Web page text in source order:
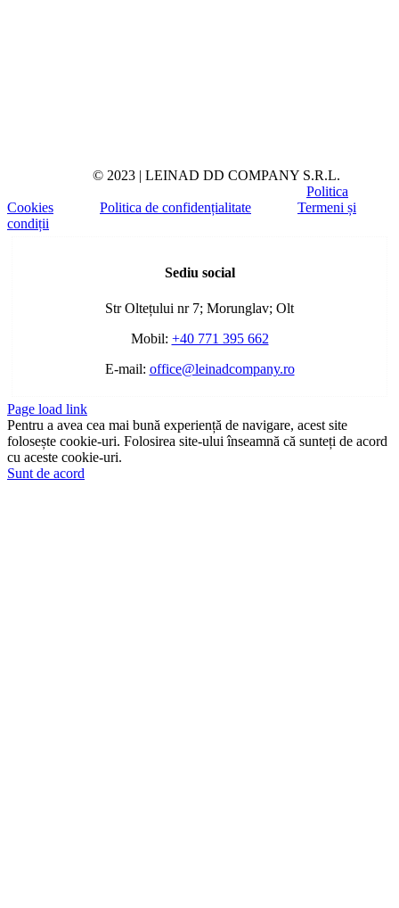
© 2023 | LEINAD DD COMPANY S.R.L.
Politica
Cookies
Politica de confidențialitate
Termeni și
condiții
Sediu social
Str Oltețului nr 7; Morunglav; Olt
Mobil: +40 771 395 662
E-mail: office@leinadcompany.ro
Page load link
Pentru a avea cea mai bună experiență de navigare, acest site
folosește cookie-uri. Folosirea site-ului înseamnă că sunteți de acord
cu aceste cookie-uri.
Sunt de acord